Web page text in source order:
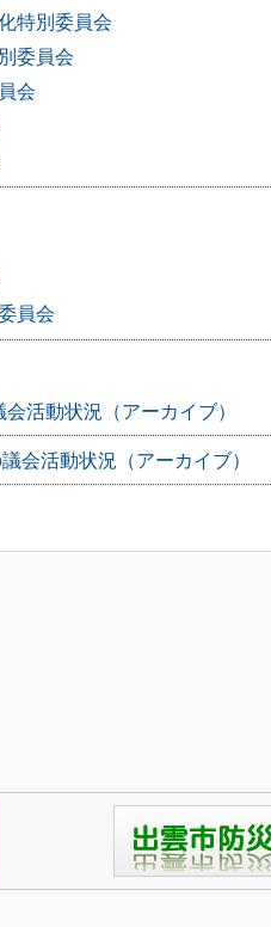
特別委員会
委員会
会
員会
活動状況（アーカイブ）
会活動状況（アーカイブ）